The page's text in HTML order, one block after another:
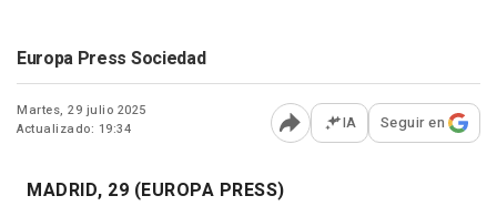
Europa Press Sociedad
Martes, 29 julio 2025
Actualizado: 19:34
Abrir opciones para
IA Seguir en
MADRID, 29 (EUROPA PRESS)